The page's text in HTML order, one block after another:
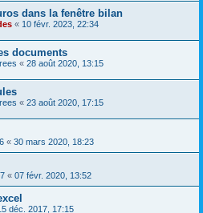
dans la fenêtre bilan
« 10 févr. 2023, 22:34
documents
« 28 août 2020, 13:15
« 23 août 2020, 17:15
« 30 mars 2020, 18:23
« 07 févr. 2020, 13:52
déc. 2017, 17:15